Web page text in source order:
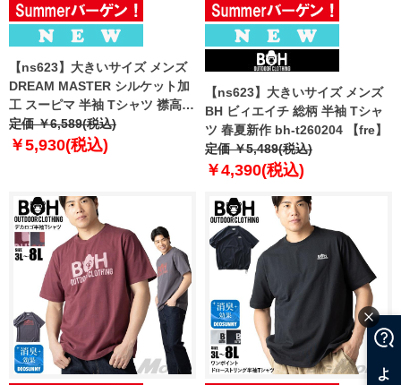
【ns623】大きいサイズ メンズ
DREAM MASTER シルケット加
工 スーピマ 半袖 Tシャツ 襟高設
計 春夏新作 dm-t260209 【fre】
定価 ￥6,589(税込)
￥5,930(税込)
【ns623】大きいサイズ メンズ
BH ビィエイチ 総柄 半袖 Tシャ
ツ 春夏新作 bh-t260204 【fre】
定価 ￥5,489(税込)
￥4,390(税込)